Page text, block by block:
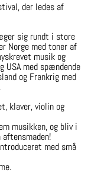
der ledes af
sig rundt i store
Norge med toner af
musik og
USA med spændende
og Frankrig med
klaver, violin og
musikken, og bliv i
med små